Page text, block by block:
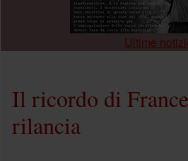
Ultime
Il ricordo di
rilancia